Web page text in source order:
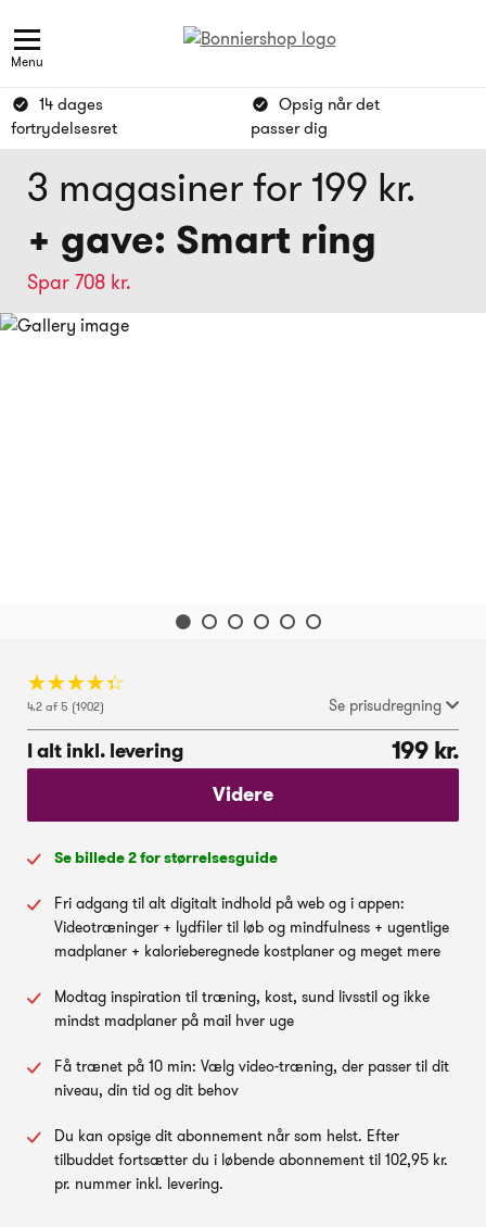
14 dages
fortrydelsesret
Opsig når det
passer dig
Menu
3 magasiner for 199 kr.
+ gave: Smart ring
Spar 708 kr.
4.2 af 5 (1902)
☆☆☆☆☆
★★★★★
Se prisudregning
I alt inkl. levering 199 kr.
Videre
Se billede 2 for størrelsesguide
Fri adgang til alt digitalt indhold på web og i appen:
Videotræninger + lydfiler til løb og mindfulness + ugentlige
madplaner + kalorieberegnede kostplaner og meget mere
Modtag inspiration til træning, kost, sund livsstil og ikke
mindst madplaner på mail hver uge
Få trænet på 10 min: Vælg video-træning, der passer til dit
niveau, din tid og dit behov
Du kan opsige dit abonnement når som helst. Efter
tilbuddet fortsætter du i løbende abonnement til 102,95 kr.
pr. nummer inkl. levering.